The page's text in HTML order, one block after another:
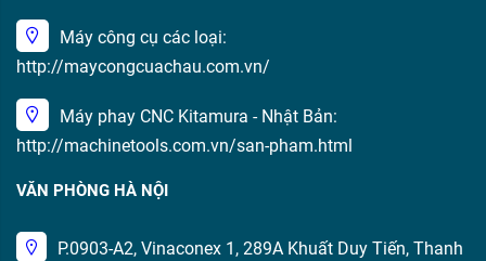
Máy công cụ các loại:
http://maycongcuachau.com.vn/
Máy phay CNC Kitamura - Nhật Bản:
http://machinetools.com.vn/san-pham.html
VĂN PHÒNG HÀ NỘI
P.0903-A2, Vinaconex 1, 289A Khuất Duy Tiến, Thanh